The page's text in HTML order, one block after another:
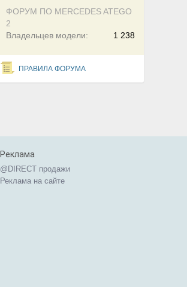
ФОРУМ ПО MERCEDES ATEGO
2
1 238
Владельцев модели:
ПРАВИЛА ФОРУМА
Реклама
@DIRECT продажи
Реклама на сайте